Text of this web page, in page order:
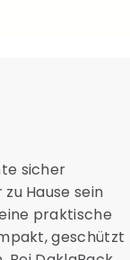
sicher
Hause sein
praktische
geschützt